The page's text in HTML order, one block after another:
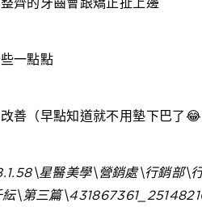
一點點
善（早點知道就不用墊下巴了